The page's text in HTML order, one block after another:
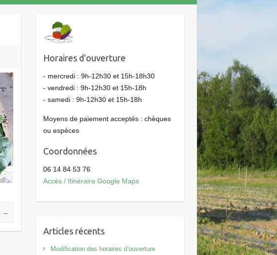
→
Horaires d'ouverture
- mercredi : 9h-12h30 et 15h-18h30
- vendredi : 9h-12h30 et 15h-18h
- samedi : 9h-12h30 et 15h-18h
Moyens de paiement acceptés : chèques
ou espèces
Coordonnées
06 14 84 53 76
Accès / Itinéraire Google Maps
Articles récents
Modification des horaires d’ouverture